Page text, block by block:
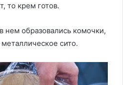
то крем готов.
нем образовались комочки,
сито.